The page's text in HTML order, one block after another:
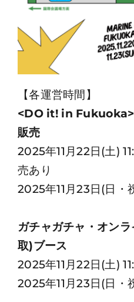
【各運営時間】
<DO it! in Fukuoka>
販売
2025年11月22日(土)
売あり
2025年11月23日(日・
ガチャガチャ・オン
取)ブース
2025年11月22日(土)
2025年11月23日(日・